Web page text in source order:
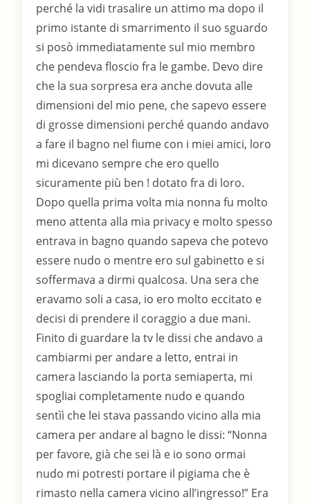
perché la vidi trasalire un attimo ma dopo il
primo istante di smarrimento il suo sguardo
si posò immediatamente sul mio membro
che pendeva floscio fra le gambe. Devo dire
che la sua sorpresa era anche dovuta alle
dimensioni del mio pene, che sapevo essere
di grosse dimensioni perché quando andavo
a fare il bagno nel fiume con i miei amici, loro
mi dicevano sempre che ero quello
sicuramente più ben ! dotato fra di loro.
Dopo quella prima volta mia nonna fu molto
meno attenta alla mia privacy e molto spesso
entrava in bagno quando sapeva che potevo
essere nudo o mentre ero sul gabinetto e si
soffermava a dirmi qualcosa. Una sera che
eravamo soli a casa, io ero molto eccitato e
decisi di prendere il coraggio a due mani.
Finito di guardare la tv le dissi che andavo a
cambiarmi per andare a letto, entrai in
camera lasciando la porta semiaperta, mi
spogliai completamente nudo e quando
sentìì che lei stava passando vicino alla mia
camera per andare al bagno le dissi: “Nonna
per favore, già che sei là e io sono ormai
nudo mi potresti portare il pigiama che è
rimasto nella camera vicino all’ingresso!” Era